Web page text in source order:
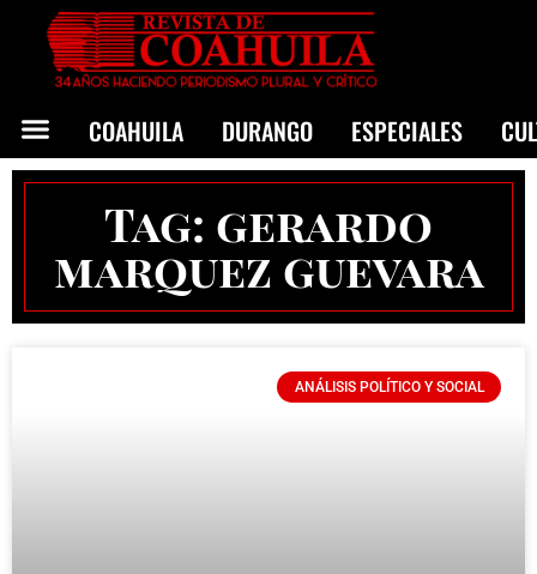
COAHUILA DURANGO ESPECIALES
Tag: gerardo
marquez guevara
ANÁLISIS POLÍTICO Y SOCIAL